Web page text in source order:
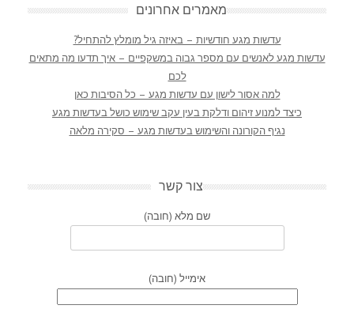
מאמרים אחרונים
עדשות מגע חודשיות – באיזה גיל מומלץ להתחיל?
עדשות מגע לאנשים עם מספר גבוה במשקפיים – איך תדעו מה מתאים
לכם
למה אסור לישון עם עדשות מגע – כל הסיבות כאן
כיצד למנוע זיהום ודלקת בעין עקב שימוש כושל בעדשות מגע
נגיף הקורונה והשימוש בעדשות מגע – סקירה מלאה
צור קשר
שם מלא (חובה)
אימייל (חובה)